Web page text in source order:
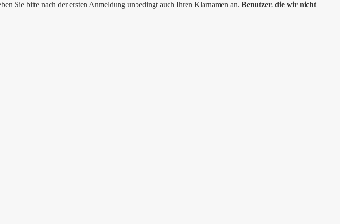
Sie bitte nach der ersten Anmeldung unbedingt auch Ihren Klarnamen an. Benutzer, die wir nicht